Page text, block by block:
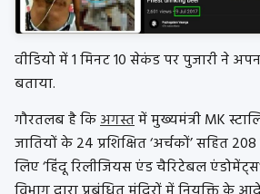
वीडियो में 1 मिनट 10 सेकंड पर पुजारी ने
बताया.
गौरतलब है किअगस्तमें मुख्यमंत्री MK
जातियों के 24 प्रशिक्षित ‘अर्चकों’ सहित
लिए ‘हिंदू रिलीजियस एंड चैरिटेबल